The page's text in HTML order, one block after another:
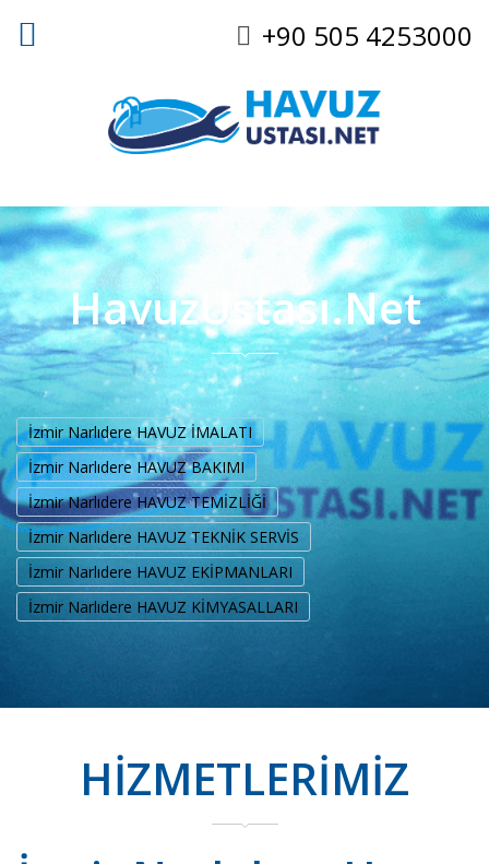
+90 505 4253000
HavuzUstası.Net
İzmir Narlıdere HAVUZ İMALATI
İzmir Narlıdere HAVUZ BAKIMI
İzmir Narlıdere HAVUZ TEMİZLİĞİ
İzmir Narlıdere HAVUZ TEKNİK SERVİS
İzmir Narlıdere HAVUZ EKİPMANLARI
İzmir Narlıdere HAVUZ KİMYASALLARI
HİZMETLERİMİZ